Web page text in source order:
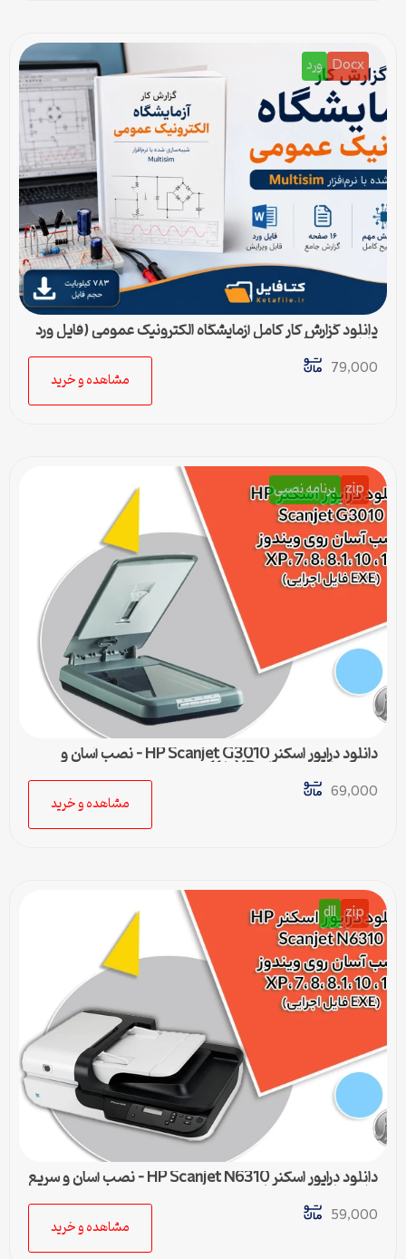
Docx ورد
دانلود گزارش کار کامل آزمایشگاه الکترونیک عمومی (فایل ورد
قابل ویرایش)
79,000
مشاهده و خرید
zip برنامه نصبی
دانلود درایور اسکنر HP Scanjet G3010 – نصب آسان و
سریع برای ویندوزهای XP تا 11
69,000
مشاهده و خرید
zip
dll
دانلود درایور اسکنر HP Scanjet N6310 – نصب آسان و سریع
برای تمامی ویندوزها
59,000
مشاهده و خرید